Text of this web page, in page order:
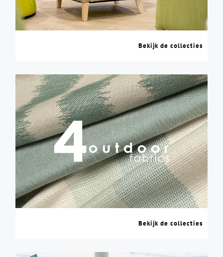
Bekijk de collecties
Bekijk de collecties